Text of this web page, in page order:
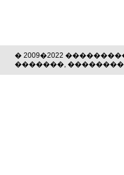
� 2009�2022
�������,